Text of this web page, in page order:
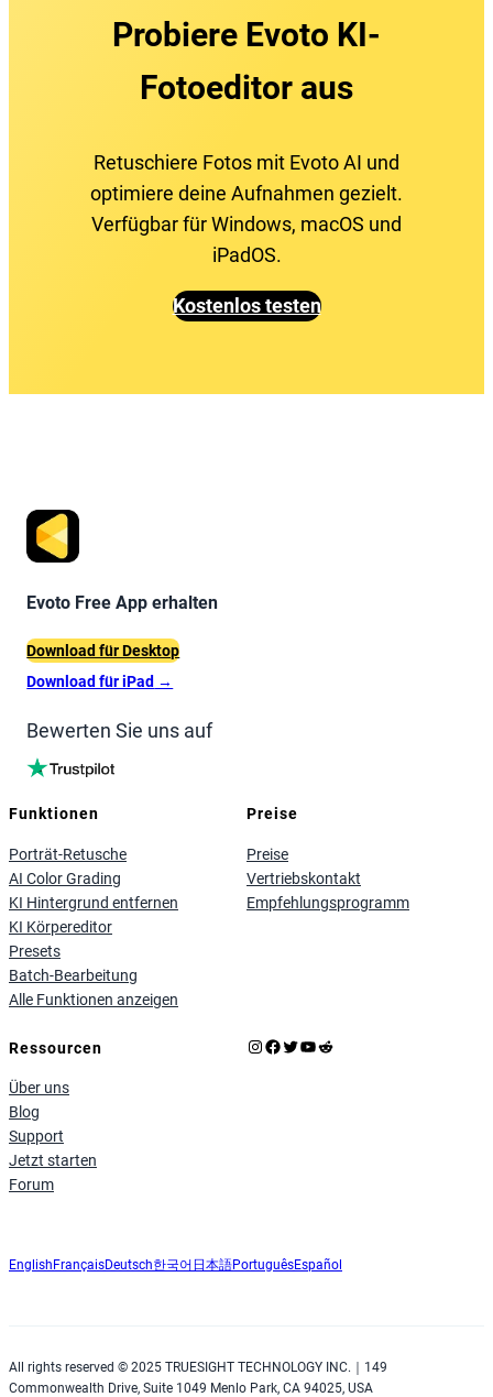
Probiere Evoto KI-
Fotoeditor aus
Retuschiere Fotos mit Evoto AI und
optimiere deine Aufnahmen gezielt.
Verfügbar für Windows, macOS und
iPadOS.
Kostenlos testen
Evoto Free App erhalten
Download für Desktop
Download für iPad →
Bewerten Sie uns auf
Funktionen
Porträt-Retusche
AI Color Grading
KI Hintergrund entfernen
KI Körpereditor
Presets
Batch-Bearbeitung
Alle Funktionen anzeigen
Preise
Preise
Vertriebskontakt
Empfehlungsprogramm
Ressourcen
Über uns
Blog
Support
Jetzt starten
Forum
Instagram
Facebook
X YouTube
Reddit
English FrançaisDeutsch한국어 日本語PortuguêsEspañol
All rights reserved © 2025 TRUESIGHT TECHNOLOGY INC.｜149
Commonwealth Drive, Suite 1049 Menlo Park, CA 94025, USA